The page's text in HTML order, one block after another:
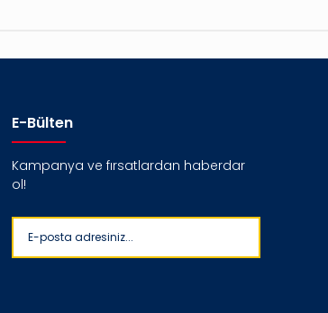
E-Bülten
Kampanya ve fırsatlardan haberdar
ol!